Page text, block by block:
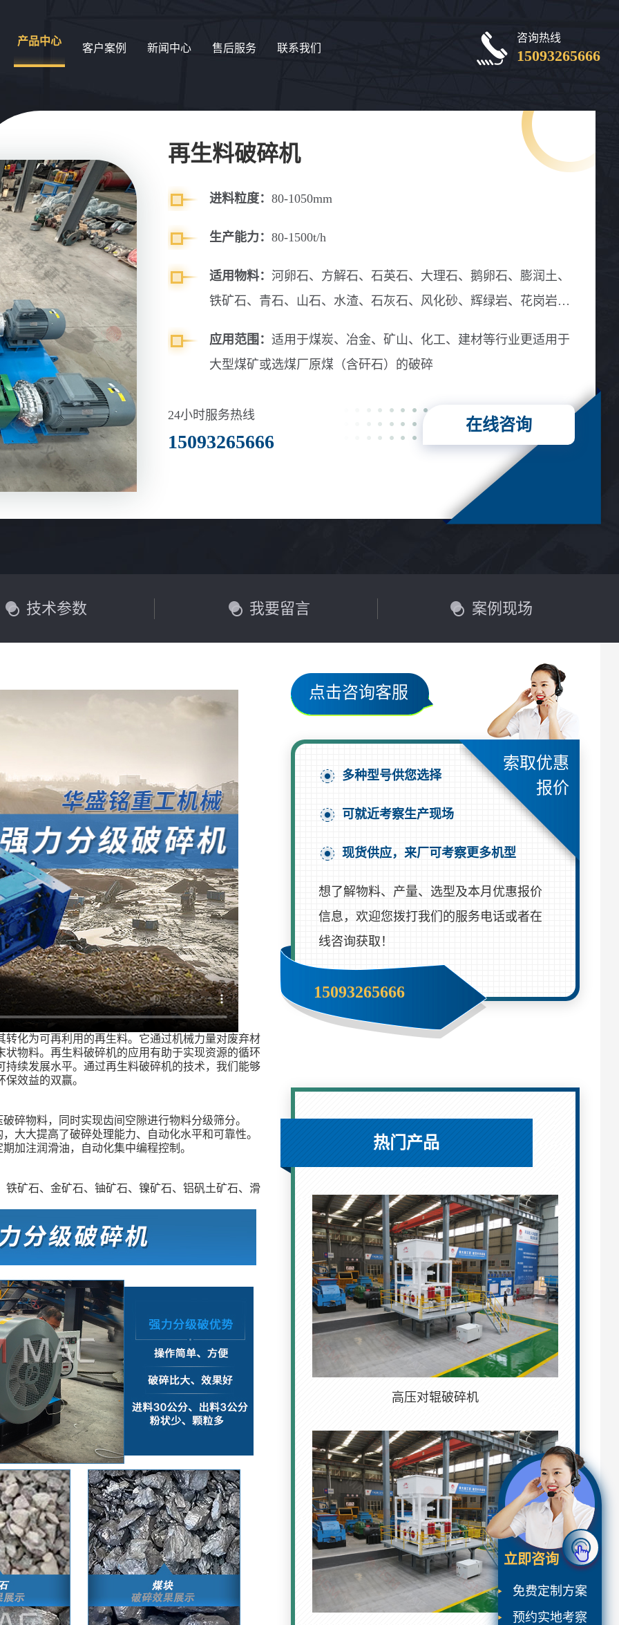
产品中心
客户案例 新闻中心 售后服务 联系我们
咨询热线
15093265666
再生料破碎机
进料粒度： 80-1050mm
生产能力： 80-1500t/h
适用物料： 河卵石、方解石、石英石、大理石、鹅卵石、膨润土、
铁矿石、青石、山石、水渣、石灰石、风化砂、辉绿岩、花岗岩、
应用范围： 适用于煤炭、冶金、矿山、化工、建材等行业更适用于
大型煤矿或选煤厂原煤（含矸石）的破碎
24小时服务热线
15093265666
在线咨询
技术参数 我要留言 案例现场
化为可再利用的再生料。它通过机械力量对废弃材
物料。再生料破碎机的应用有助于实现资源的循环
续发展水平。通过再生料破碎机的技术，我们能够
效益的双赢。
碎物料，同时实现齿间空隙进行物料分级筛分。
大大提高了破碎处理能力、自动化水平和可靠性。
加注润滑油，自动化集中编程控制。
矿石、金矿石、铀矿石、镍矿石、铝矾土矿石、滑
多种型号供您选择
可就近考察生产现场
现货供应，来厂可考察更多机型
想了解物料、产量、选型及本月优惠报价
信息，欢迎您拨打我们的服务电话或者在
线咨询获取！
点击咨询客服
索取优惠
报价
15093265666
热门产品
高压对辊破碎机
立即咨询
免费定制方案
预约实地考察